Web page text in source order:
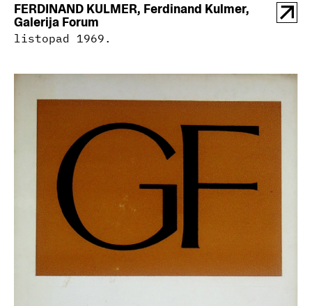
FERDINAND KULMER, Ferdinand Kulmer,
Galerija Forum
listopad 1969.